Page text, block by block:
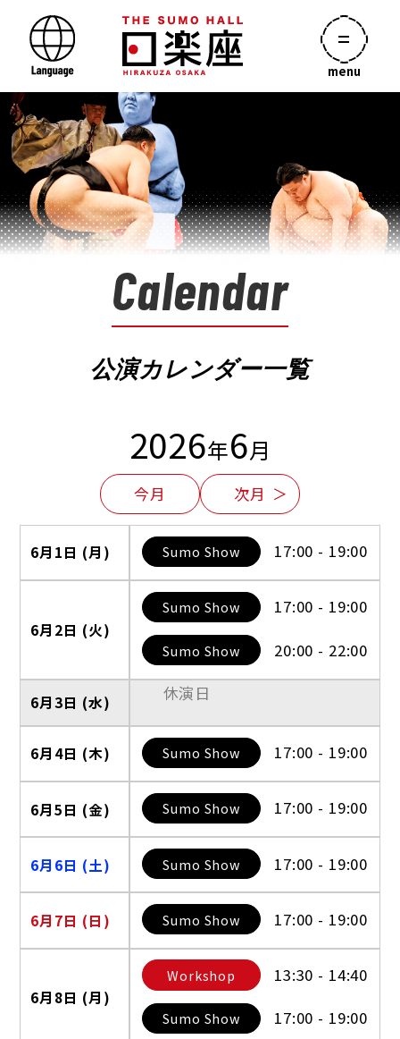
menu
Calendar
公演カレンダー一覧
2026年6月
今月 次月 ＞
6月1日 (月) Sumo Show 17:00 - 19:00
6月2日 (火)
Sumo Show 17:00 - 19:00
Sumo Show 20:00 - 22:00
6月3日 (水) 休演日
6月4日 (木) Sumo Show 17:00 - 19:00
6月5日 (金) Sumo Show 17:00 - 19:00
6月6日 (土) Sumo Show 17:00 - 19:00
6月7日 (日) Sumo Show 17:00 - 19:00
6月8日 (月)
Workshop 13:30 - 14:40
Sumo Show 17:00 - 19:00